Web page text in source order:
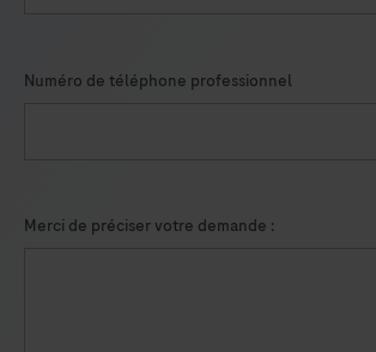
Numéro de téléphone professionnel
Merci de préciser votre demande :